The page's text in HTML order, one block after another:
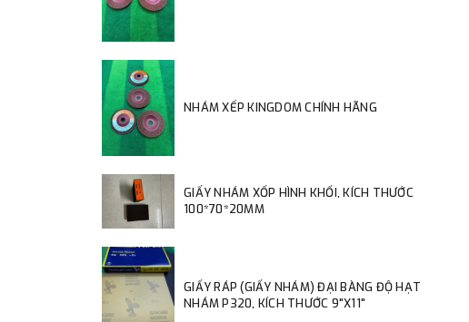
NHÁM XẾP KINGDOM CHÍNH HÃNG
GIẤY NHÁM XỐP HÌNH KHỐI, KÍCH THƯỚC
100*70*20MM
GIẤY RÁP (GIẤY NHÁM) ĐẠI BÀNG ĐỘ HẠT
NHÁM P320, KÍCH THƯỚC 9"X11"